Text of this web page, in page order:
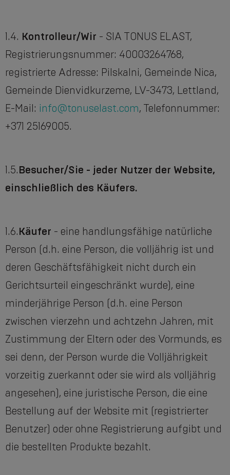
1.4. Kontrolleur/Wir - SIA TONUS ELAST,
Registrierungsnummer: 40003264768,
registrierte Adresse: Pilskalni, Gemeinde Nica,
Gemeinde Dienvidkurzeme, LV-3473, Lettland,
E-Mail: info@tonuselast.com, Telefonnummer:
+371 25169005.
1.5.Besucher/Sie - jeder Nutzer der Website,
einschließlich des Käufers.
1.6.Käufer - eine handlungsfähige natürliche
Person (d.h. eine Person, die volljährig ist und
deren Geschäftsfähigkeit nicht durch ein
Gerichtsurteil eingeschränkt wurde), eine
minderjährige Person (d.h. eine Person
zwischen vierzehn und achtzehn Jahren, mit
Zustimmung der Eltern oder des Vormunds, es
sei denn, der Person wurde die Volljährigkeit
vorzeitig zuerkannt oder sie wird als volljährig
angesehen), eine juristische Person, die eine
Bestellung auf der Website mit (registrierter
Benutzer) oder ohne Registrierung aufgibt und
die bestellten Produkte bezahlt.